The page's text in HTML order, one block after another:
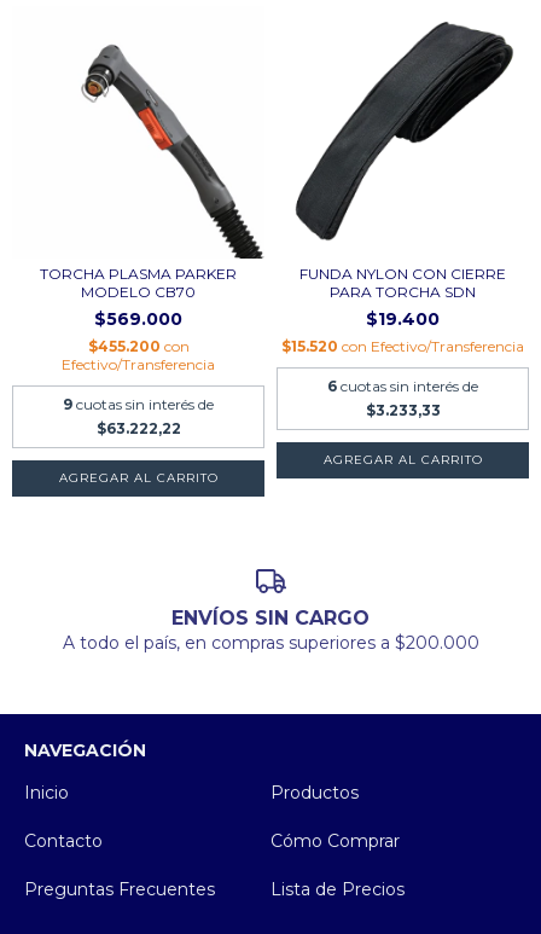
TORCHA PLASMA PARKER
MODELO CB70
$569.000
$455.200 con
Efectivo/Transferencia
9 cuotas sin interés de
$63.222,22
AGREGAR AL CARRITO
FUNDA NYLON CON CIERRE
PARA TORCHA SDN
$19.400
$15.520 con Efectivo/Transferencia
6 cuotas sin interés de
$3.233,33
AGREGAR AL CARRITO
ENVÍOS SIN CARGO
A todo el país, en compras superiores a $200.000
NAVEGACIÓN
Inicio
Productos
Contacto Cómo Comprar
Preguntas Frecuentes Lista de Precios